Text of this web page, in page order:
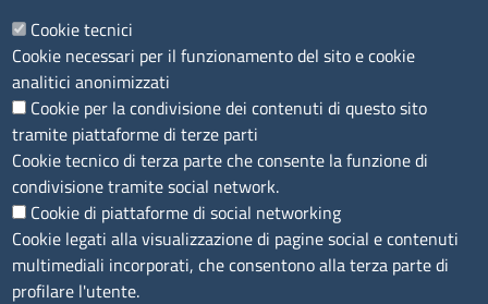
Seguici su
Sito web
Accesso riservato
Mappa del sito
Menù privacy
Cookie Note legali
Privacy
Dichiarazione di Accessibilità
Cookie tecnici
Cookie necessari per il funzionamento del sito e cookie
analitici anonimizzati
Cookie per la condivisione dei contenuti di questo sito
tramite piattaforme di terze parti
Cookie tecnico di terza parte che consente la funzione di
condivisione tramite social network.
Cookie di piattaforme di social networking
Cookie legati alla visualizzazione di pagine social e contenuti
multimediali incorporati, che consentono alla terza parte di
profilare l'utente.